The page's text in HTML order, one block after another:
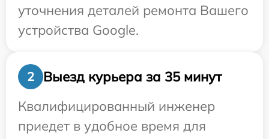
уточнения деталей ремонта Вашего
устройства Google.
2
Выезд курьера за 35 минут
Квалифицированный инженер
приедет в удобное время для